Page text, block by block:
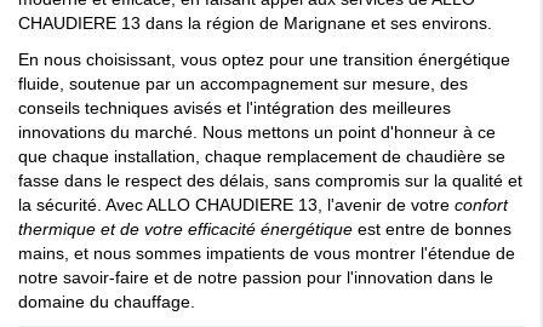
CHAUDIERE 13 dans la région de Marignane et ses environs.
En nous choisissant, vous optez pour une transition énergétique
fluide, soutenue par un accompagnement sur mesure, des
conseils techniques avisés et l'intégration des meilleures
innovations du marché. Nous mettons un point d'honneur à ce
que chaque installation, chaque remplacement de chaudière se
fasse dans le respect des délais, sans compromis sur la qualité et
la sécurité. Avec ALLO CHAUDIERE 13, l'avenir de votre confort
thermique et de votre efficacité énergétique est entre de bonnes
mains, et nous sommes impatients de vous montrer l'étendue de
notre savoir-faire et de notre passion pour l'innovation dans le
domaine du chauffage.